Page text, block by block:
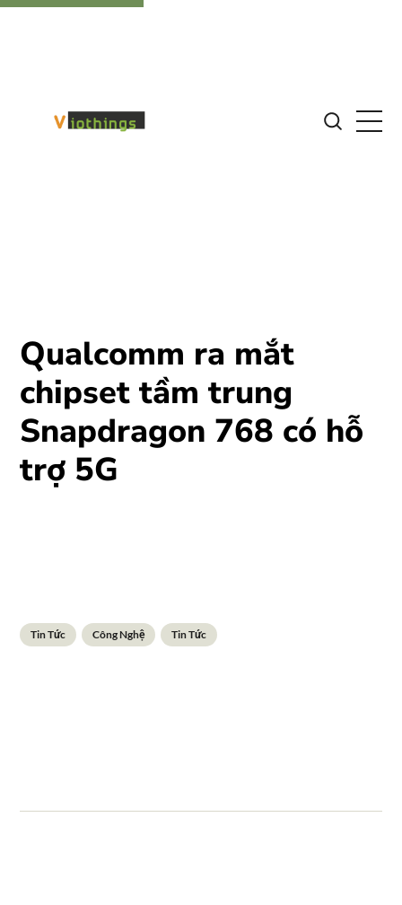
Qualcomm ra mắt
chipset tầm trung
Snapdragon 768 có hỗ
trợ 5G
Tin Tức Công Nghệ Tin Tức